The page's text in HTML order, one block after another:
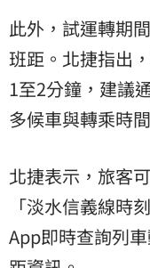
此外，試運轉期
班距。北捷指出
1至2分鐘，建議
多候車與轉乘時
北捷表示，旅客
「淡水信義線時
App即時查詢列